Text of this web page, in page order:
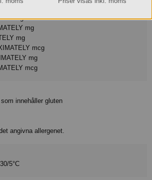
mg
mg
mg
mcg
mg
mcg
innehåller gluten
angivna allergenet.
5°C